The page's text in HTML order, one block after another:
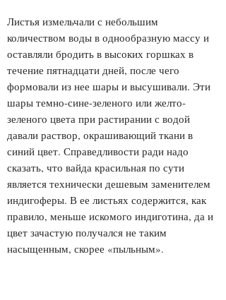
Листья измельчали с небольшим
количеством воды в однообразную массу и
оставляли бродить в высоких горшках в
течение пятнадцати дней, после чего
формовали из нее шары и высушивали. Эти
шары темно-сине-зеленого или желто-
зеленого цвета при растирании с водой
давали раствор, окрашивающий ткани в
синий цвет. Справедливости ради надо
сказать, что вайда красильная по сути
является технически дешевым заменителем
индигоферы. В ее листьях содержится, как
правило, меньше искомого индиготина, да и
цвет зачастую получался не таким
насыщенным, скорее «пыльным».